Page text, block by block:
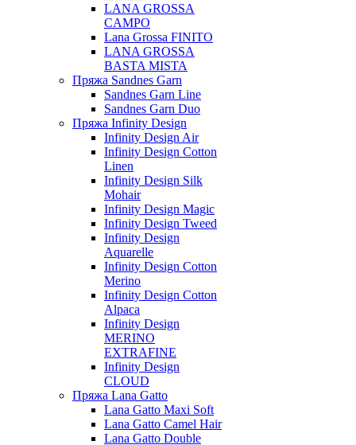
LANA GROSSA
CAMPO
Lana Grossa FINITO
LANA GROSSA
BASTA MISTA
Пряжа Sandnes Garn
Sandnes Garn Line
Sandnes Garn Duo
Пряжа Infinity Design
Infinity Design Air
Infinity Design Cotton
Linen
Infinity Design Silk
Mohair
Infinity Design Magic
Infinity Design Tweed
Infinity Design
Aquarelle
Infinity Design Cotton
Merino
Infinity Design Cotton
Alpaca
Infinity Design
MERINO
EXTRAFINE
Infinity Design
CLOUD
Пряжа Lana Gatto
Lana Gatto Maxi Soft
Lana Gatto Camel Hair
Lana Gatto Double